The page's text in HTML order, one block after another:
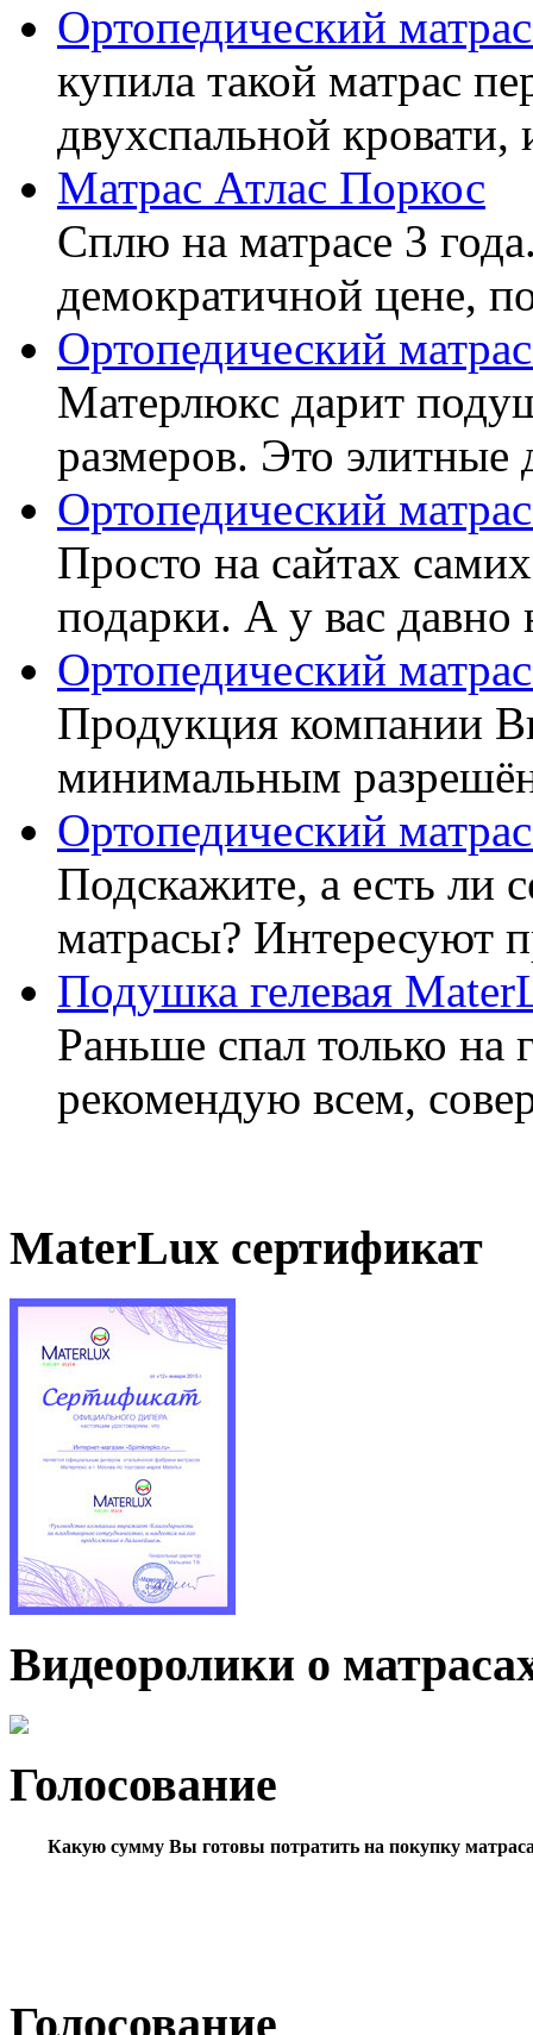
Ортопедический
купила такой матрас
двухспальной
Матрас Атлас Поркос
Сплю на матрасе 3
демократичной цене,
Ортопедический
Матерлюкс дарит
размеров. Это элитные
Ортопедический
Просто на сайтах
подарки. А у вас
Ортопедический
Продукция компании
минимальным
Ортопедический
Подскажите, а есть ли
матрасы? Интересуют
Подушка гелевая
Раньше спал только на
рекомендую всем,
MaterLux сертификат
Видеоролики о
Голосование
Какую сумму Вы готовы потратить на покупку
Голосование